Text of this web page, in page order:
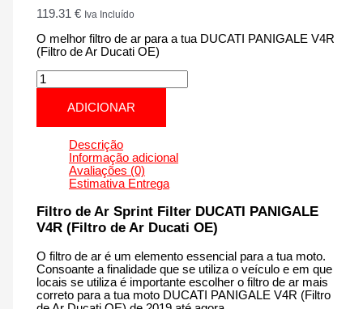
119.31€ Iva Incluído
O melhor filtro de ar para a tua DUCATI PANIGALE V4R
(Filtro de Ar Ducati OE)
Quantidade
de
DUCATI
PANIGALE
V4R
Ducati
|
1000
cm3
PM160S
de
2019
até
ADICIONAR
Descrição
Informação adicional
Avaliações (0)
Estimativa Entrega
Filtro de Ar Sprint Filter DUCATI PANIGALE
V4R (Filtro de Ar Ducati OE)
O filtro de ar é um elemento essencial para a tua moto.
Consoante a finalidade que se utiliza o veículo e em que
locais se utiliza é importante escolher o filtro de ar mais
correto para a tua moto DUCATI PANIGALE V4R (Filtro